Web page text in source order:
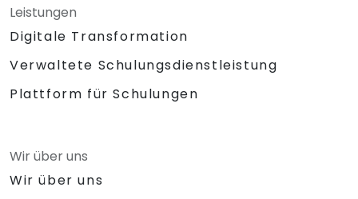
Leistungen
Digitale Transformation
Verwaltete Schulungsdienstleistung
Plattform für Schulungen
Wir über uns
Wir über uns